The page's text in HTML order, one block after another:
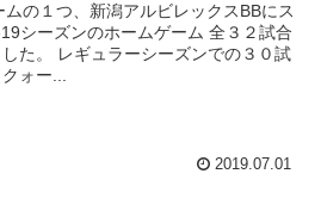
の１つ、新潟アルビレックスBBにス
シーズンのホームゲーム 全３２試合
た。 レギュラーシーズンでの３０試
ォー...
2019.07.01